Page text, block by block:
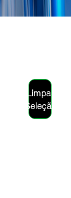
Limpar
Seleção